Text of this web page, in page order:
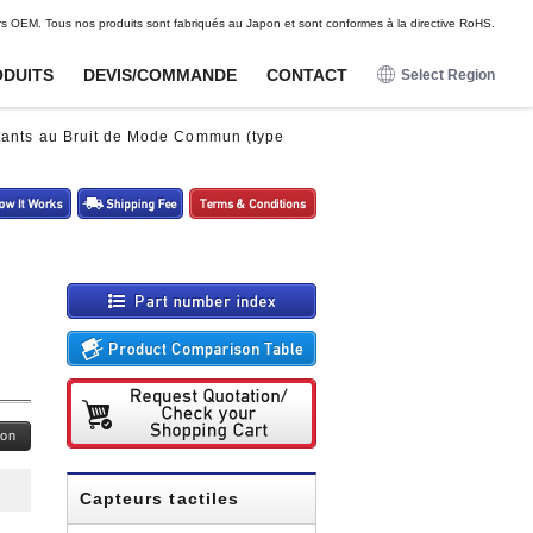
DE FR ES
Tous nos produits sont fabriqués au Japon et sont conformes à la directive RoHS.
DEVIS/COMMANDE CONTACT Select Region
Capteurs de proximite
Capteurs tactiles
Capteurs d'impact
Potentiometres numeriques
Boutons-poussoirs lumineux
Faisceaux de connecteurs
Ferrures de montage et
faisceaux de cables
Capteurs de proximite
Capteurs tactiles
Capteurs d'impact
Potentiometres numeriques
Boutons-poussoirs lumineux
Faisceaux de connecteurs
Ferrures de montage et
faisceaux de cables
au Bruit de Mode Commun (type
Capteurs tactiles